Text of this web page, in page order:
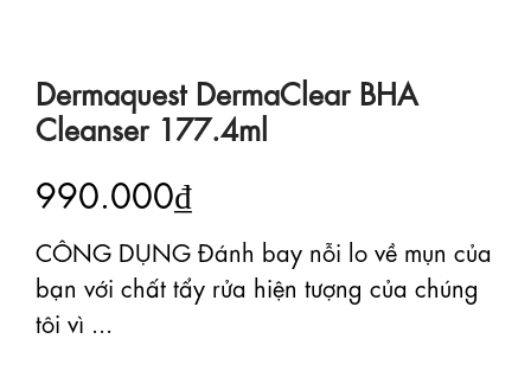
Dermaquest DermaClear BHA
Cleanser 177.4ml
990.000₫
CÔNG DỤNG Đánh bay nỗi lo về mụn của
bạn với chất tẩy rửa hiện tượng của chúng
tôi vì ...